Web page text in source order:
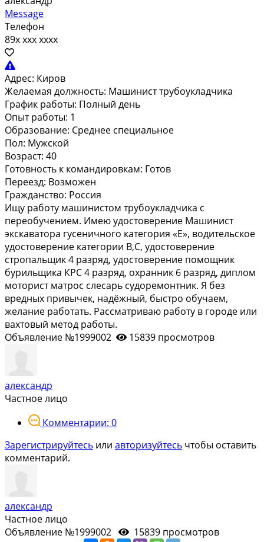
Message
Телефон
89x xxx xxxx
Адрес: Киров
Желаемая должность: Машинист трубоукладчика
График работы: Полный день
Опыт работы: 1
Образование: Среднее специальное
Пол: Мужской
Возраст: 40
Готовность к командировкам: Готов
Переезд: Возможен
Гражданство: Россия
Ищу работу машинистом трубоукладчика с
переобучением. Имею удостоверение Машинист
экскаватора гусеничного категория «Е», водительское
удостоверение категории В,С, удостоверение
стропальщик 4 разряд, удостоверение помощник
бурильщика КРС 4 разряд, охранник 6 разряд, диплом
моторист матрос слесарь судоремонтник. Я без
вредных привычек, надёжный, быстро обучаем,
желание работать. Рассматриваю работу в городе или
вахтовый метод работы.
Объявление №1999002
15839 просмотров
александр
Частное лицо
Комментарии: 0
Зарегистрируйтесь или авторизуйтесь чтобы оставить
комментарий.
александр
Частное лицо
Объявление №1999002
15839 просмотров